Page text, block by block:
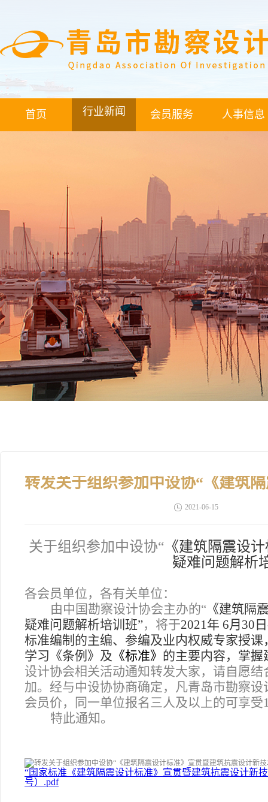
首页 行业新闻 会员服务 人事信息
2021-06-15
关于组织参加中设协“ 《建筑隔震设
疑难问题解析
各会员单位，各有关单位：
由中国勘察设计协会主办的“ 《建筑隔
疑难问题解析培训班”，将于2021年 6月30
标准编制的主编、参编及业内权威专家授
学习《条例》及 《标准》 的主要内容，掌
设计协会相关活动通知转发大家，请自愿
加。经与中设协协商确定，凡青岛市勘察
会员价，同一单位报名三人及以上的可享
特此通知。
“国家标准《建筑隔震设计标准》宣贯暨建筑抗震设计新
号）.pdf